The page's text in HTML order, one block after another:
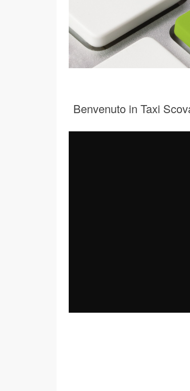
Benvenuto in Taxi